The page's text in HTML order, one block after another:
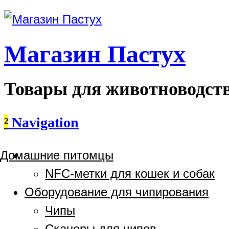
Магазин Пастух
Товары для
² Navigation
Домашние питомцы
NFC-метки для кошек и собак
Оборудование для чипирования
Чипы